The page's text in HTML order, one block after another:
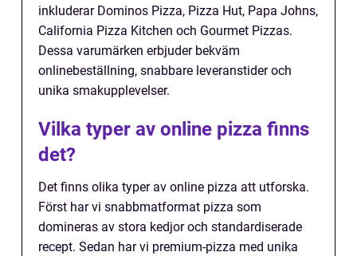
inkluderar Dominos Pizza, Pizza Hut, Papa Johns,
California Pizza Kitchen och Gourmet Pizzas.
Dessa varumärken erbjuder bekväm
onlinebeställning, snabbare leveranstider och
unika smakupplevelser.
Vilka typer av online pizza finns
det?
Det finns olika typer av online pizza att utforska.
Först har vi snabbmatformat pizza som
domineras av stora kedjor och standardiserade
recept. Sedan har vi premium-pizza med unika